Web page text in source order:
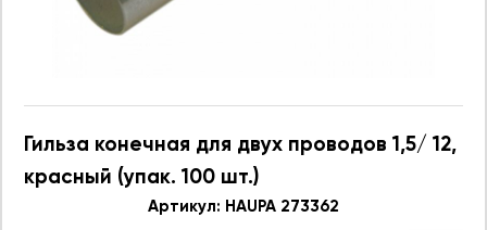
Гильза конечная для двух проводов 1,5/ 12,
красный (упак. 100 шт.)
Артикул: HAUPA 273362